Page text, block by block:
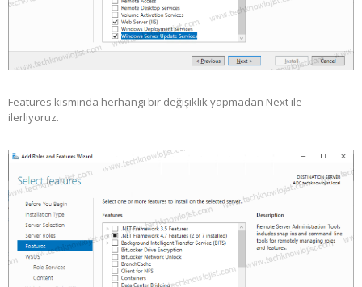
Features kısmında herhangi bir değişiklik yapmadan Next ile
ilerliyoruz.